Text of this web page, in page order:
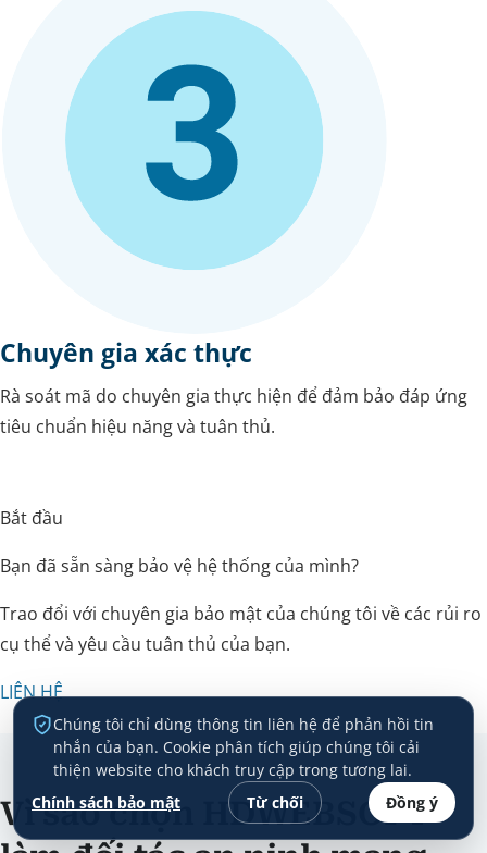
Chuyên gia xác thực
Rà soát mã do chuyên gia thực hiện để đảm bảo đáp ứng
tiêu chuẩn hiệu năng và tuân thủ.
Bắt đầu
Bạn đã sẵn sàng bảo vệ hệ thống của mình?
Trao đổi với chuyên gia bảo mật của chúng tôi về các rủi ro
cụ thể và yêu cầu tuân thủ của bạn.
LIÊN HỆ
Vì sao chọn HDWEBSOFT
Chúng tôi chỉ dùng thông tin liên hệ để phản hồi tin
nhắn của bạn. Cookie phân tích giúp chúng tôi cải
thiện website cho khách truy cập trong tương lai.
Chính sách bảo mật
Từ chối Đồng ý